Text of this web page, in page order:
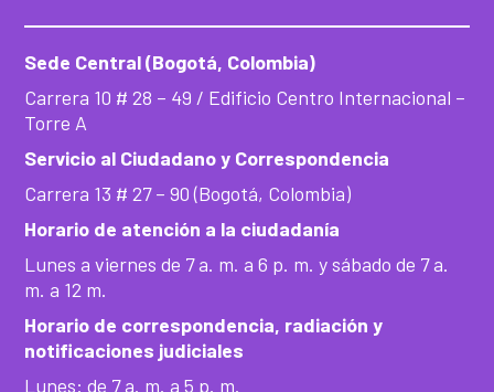
Sede Central (Bogotá, Colombia)
Carrera 10 # 28 – 49 / Edificio Centro Internacional –
Torre A
Servicio al Ciudadano y Correspondencia
Carrera 13 # 27 – 90 (Bogotá, Colombia)
Horario de atención a la ciudadanía
Lunes a viernes de 7 a. m. a 6 p. m. y sábado de 7 a.
m. a 12 m.
Horario de correspondencia, radiación y
notificaciones judiciales
Lunes: de 7 a. m. a 5 p. m.